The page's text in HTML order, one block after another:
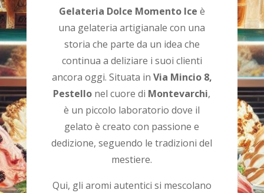
Gelateria Dolce Momento Ice è
una gelateria artigianale con una
storia che parte da un idea che
continua a deliziare i suoi clienti
ancora oggi. Situata in Via Mincio 8,
Pestello nel cuore di Montevarchi,
è un piccolo laboratorio dove il
gelato è creato con passione e
dedizione, seguendo le tradizioni del
mestiere.
Qui, gli aromi autentici si mescolano